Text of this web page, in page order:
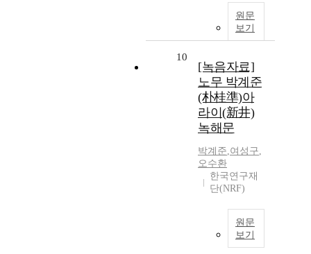
원문
보기
10
[녹음자료]
노무 박계준
(朴桂準)아
라이(新井)
녹해문
박계준,여성구,
오수환
한국연구재
단(NRF)
원문
보기